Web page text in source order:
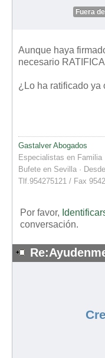
Fuera
Aunque haya
necesario
¿Lo ha ratificado ya
Gastalver Abogados
Especialistas en Familia
Bufete en Sevilla ·
Tlf.954275121 / Fax
Por favor,
conversación.